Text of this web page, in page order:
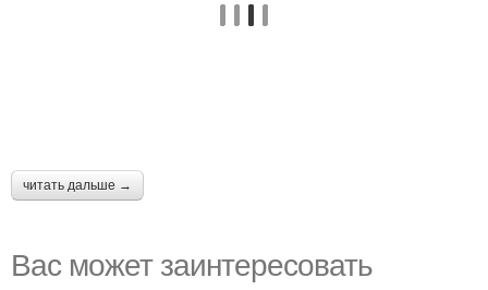
читать дальше →
Вас может заинтересовать